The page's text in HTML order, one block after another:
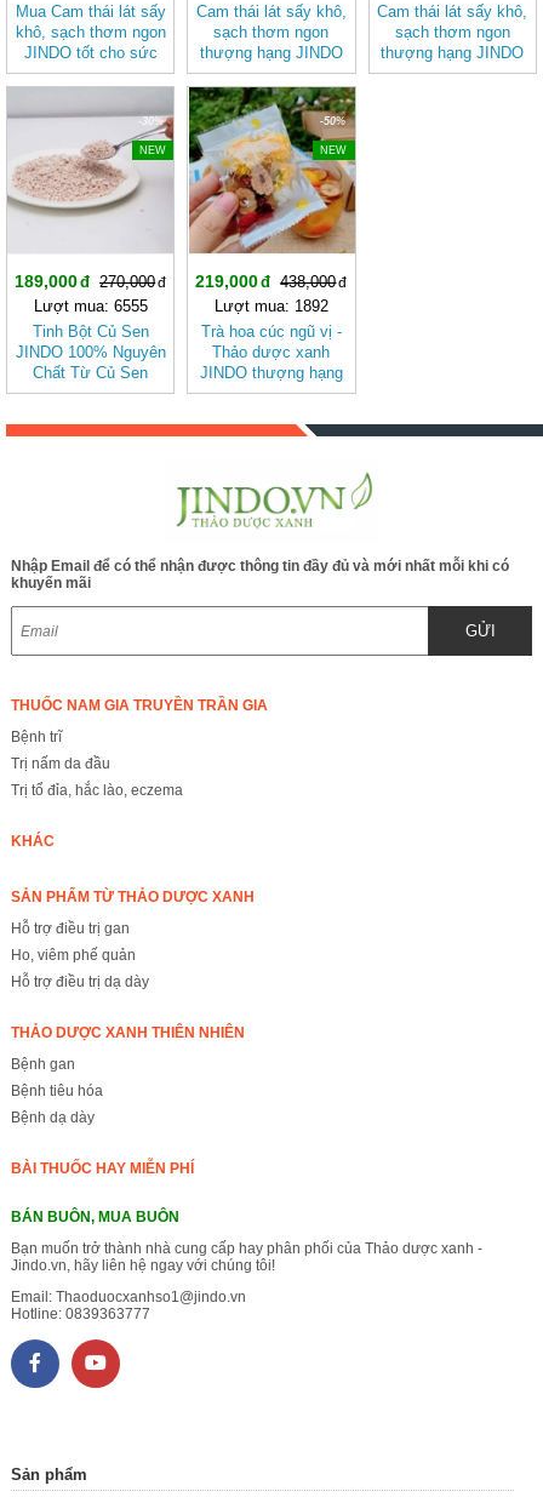
Mua Cam thái lát sấy
khô, sạch thơm ngon
JINDO tốt cho sức
khỏe
Cam thái lát sấy khô,
sạch thơm ngon
thượng hạng JINDO
tốt cho sức khỏe
Cam thái lát sấy khô,
sạch thơm ngon
thượng hạng JINDO
-30%
NEW
189,000
270,000
Lượt mua: 6555
Tinh Bột Củ Sen
JINDO 100% Nguyên
Chất Từ Củ Sen
Tươi Không Pha giúp
bổ khí, dưỡng huyết
-50%
NEW
219,000
438,000
Lượt mua: 1892
Trà hoa cúc ngũ vị -
Thảo dược xanh
JINDO thượng hạng
12g tác dụng giúp
khỏe.
Nhập Email để có thể nhận được thông tin đầy đủ và mới nhất mỗi khi có
khuyến mãi
GỬI
THUỐC NAM GIA TRUYỀN TRẦN GIA
Bệnh trĩ
Trị nấm da đầu
Trị tổ đỉa, hắc lào, eczema
KHÁC
SẢN PHẨM TỪ THẢO DƯỢC XANH
Hỗ trợ điều trị gan
Ho, viêm phế quản
Hỗ trợ điều trị dạ dày
THẢO DƯỢC XANH THIÊN NHIÊN
Bệnh gan
Bệnh tiêu hóa
Bệnh dạ dày
BÀI THUỐC HAY MIỄN PHÍ
BÁN BUÔN, MUA BUÔN
Bạn muốn trở thành nhà cung cấp hay phân phối của Thảo dược xanh -
Jindo.vn, hãy liên hệ ngay với chúng tôi!
Email: Thaoduocxanhso1@jindo.vn
Hotline: 0839363777
Sản phẩm